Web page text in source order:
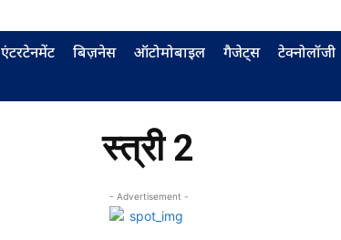
एंटरटेनमेंट बिज़नेस ऑटोमोबाइल गैजेट्स टेक्नोलॉजी
स्त्री 2
- Advertisement -